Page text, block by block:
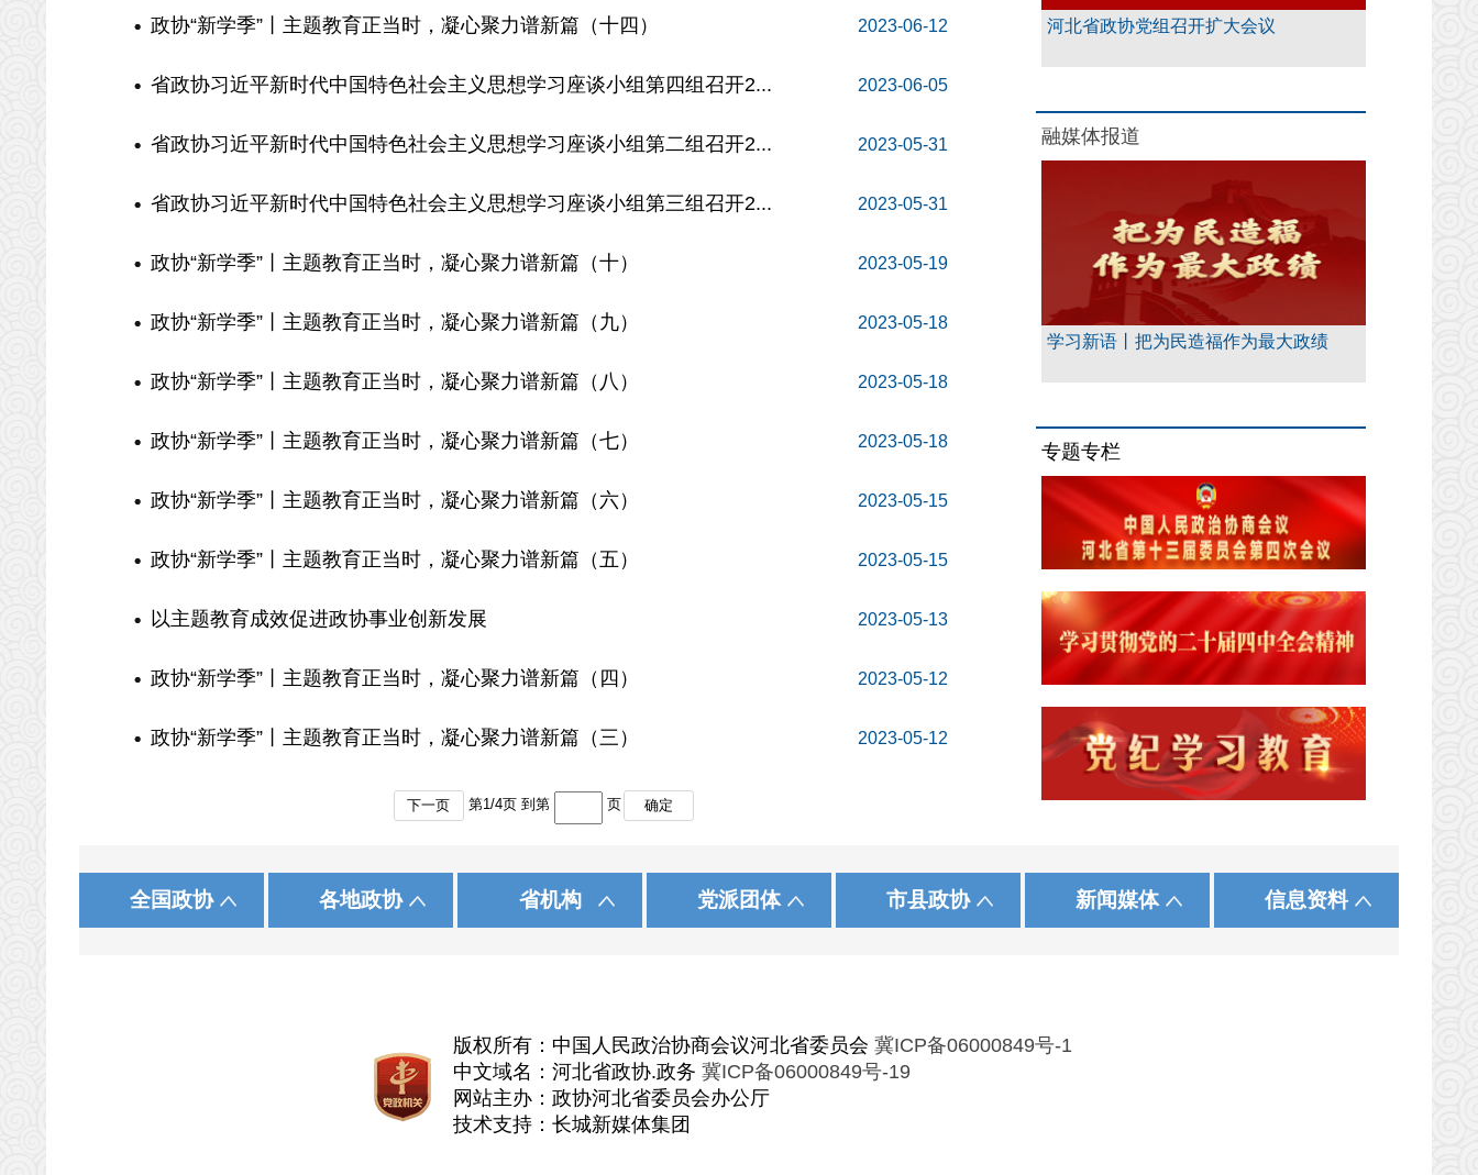
政协“新学季”丨主题教育正当时，凝心聚力谱新篇（十四） 2023-06-12
省政协习近平新时代中国特色社会主义思想学习座谈小组第四组召开2... 2023-06-05
省政协习近平新时代中国特色社会主义思想学习座谈小组第二组召开2... 2023-05-31
省政协习近平新时代中国特色社会主义思想学习座谈小组第三组召开2... 2023-05-31
政协“新学季”丨主题教育正当时，凝心聚力谱新篇（十） 2023-05-19
政协“新学季”丨主题教育正当时，凝心聚力谱新篇（九） 2023-05-18
政协“新学季”丨主题教育正当时，凝心聚力谱新篇（八） 2023-05-18
政协“新学季”丨主题教育正当时，凝心聚力谱新篇（七） 2023-05-18
政协“新学季”丨主题教育正当时，凝心聚力谱新篇（六） 2023-05-15
政协“新学季”丨主题教育正当时，凝心聚力谱新篇（五） 2023-05-15
以主题教育成效促进政协事业创新发展 2023-05-13
政协“新学季”丨主题教育正当时，凝心聚力谱新篇（四） 2023-05-12
政协“新学季”丨主题教育正当时，凝心聚力谱新篇（三） 2023-05-12
下一页 第1/4页 到第 页 确定
河北省政协党组召开扩大会议
融媒体报道
学习新语丨把为民造福作为最大政绩
专题专栏
全国政协 各地政协
北 京 | 天 津 | | | 辽 宁 吉 林 黑龙江 | |
江 苏 | 浙 江 | 安 徽 | 福 建 | 江 西 | 山 东 | 河 南 | 湖 北 |
省机构
河北人大网 中共河北省委统战部 省政府办公厅
省发展和改革委员会
省教育厅
省科学技术厅 省工业和信息化厅
省民族事务委员会
省卫生健康委员会 省退役军人事务厅
省应急管理厅
省人民政府外事办公室 省国有资产监督管理委员会
省体育局 省统计局
党派团体
农工党河北省委员会 中国国民党革命委员会 中国民主同盟 中国民主建国会 中国民主促进会 中国农工民主党
中国致公党
台湾民主自治同盟
中华全国工商业联合会 河北工商业联合会 中国民主同盟河北委员会 九三学社河北委员会 中国民主建国会河北委员会
市县政协
石家庄 | 承 德 | | | 唐 山 | 廊 坊 保 定 | 沧 州 |
衡 水 | 邢 台 | 邯 郸 | 定 州 | 辛 集
新闻媒体
新华网 人民网 央视网 中国日报网 光明网 中国经济网 中国新闻网 中国法院网
中工网
中青在线
求是网 长城网
信息资料
国务院政策文件库 国家统计局 中国政协文史资料数据库 河北干部网络学院 国家安全 钢铁长城 初心和使命
版权所有：中国人民政治协商会议河北省委员会 冀ICP备06000849号-1
中文域名：河北省政协.政务 冀ICP备06000849号-19
网站主办：政协河北省委员会办公厅
技术支持：长城新媒体集团